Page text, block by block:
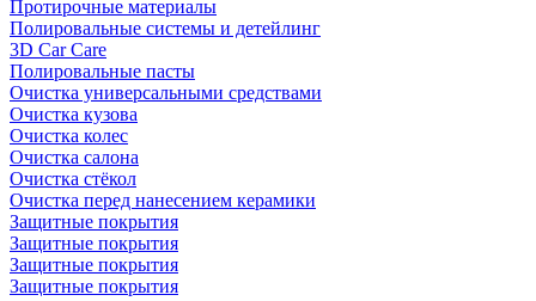
Протирочные материалы
Полировальные системы и детейлинг
3D Car Care
Полировальные пасты
Очистка универсальными средствами
Очистка кузова
Очистка колес
Очистка салона
Очистка стёкол
Очистка перед нанесением керамики
Защитные покрытия
Защитные покрытия
Защитные покрытия
Защитные покрытия